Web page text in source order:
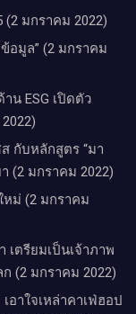
มกราคม 2022)
อมูล” (2 มกราคม
น ESG เปิดตัว
กับหลักสูตร “มา
(2 มกราคม 2022)
หม่ (2 มกราคม
เตรียมเป็นเจ้าภาพ
(2 มกราคม 2022)
อาใจเหล่าคาเฟ่ฮอป